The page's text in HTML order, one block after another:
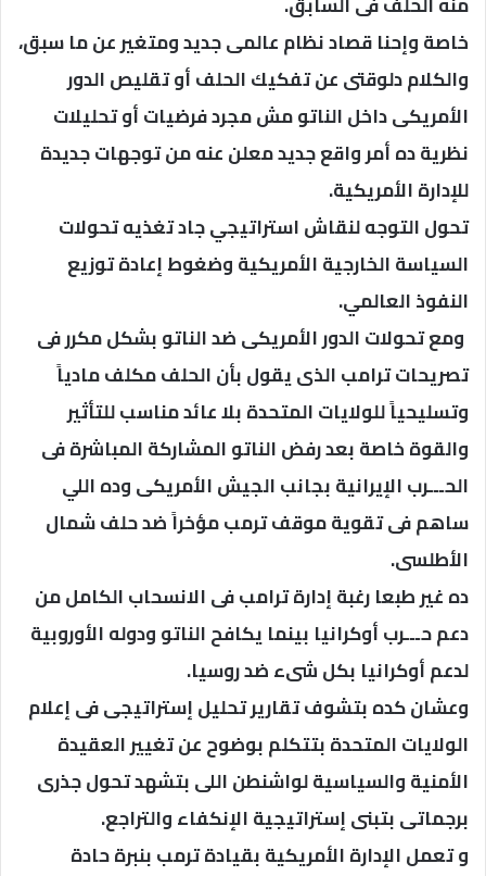
خاصة وإحنا قصاد نظام عالمى جديد ومتغير عن ما سبق،
والكلام دلوقتى عن تفكيك الحلف أو تقليص الدور
الأمريكى داخل الناتو مش مجرد فرضيات أو تحليلات
نظرية ده أمر واقع جديد معلن عنه من توجهات جديدة
للإدارة الأمريكية.
تحول التوجه لنقاش استراتيجي جاد تغذيه تحولات
السياسة الخارجية الأمريكية وضغوط إعادة توزيع
النفوذ العالمي.
​ ومع تحولات الدور الأمريكى ضد الناتو بشكل مكرر فى
تصريحات ترامب الذى يقول بأن الحلف مكلف مادياً
وتسليحياً للولايات المتحدة بلا عائد مناسب للتأثير
والقوة خاصة بعد رفض الناتو المشاركة المباشرة فى
الحـــرب الإيرانية بجانب الجيش الأمريكى وده اللي
ساهم فى تقوية موقف ترمب مؤخراً ضد حلف شمال
الأطلسى.
ده غير طبعا رغبة إدارة ترامب فى الانسحاب الكامل من
دعم حـــرب أوكرانيا بينما يكافح الناتو ودوله الأوروبية
لدعم أوكرانيا بكل شىء ضد روسيا.
وعشان كده بتشوف تقارير تحليل إستراتيجى فى إعلام
الولايات المتحدة بتتكلم بوضوح عن تغيير العقيدة
الأمنية والسياسية لواشنطن اللى بتشهد تحول جذرى
برجماتى بتبنى إستراتيجية الإنكفاء والتراجع.
و تعمل الإدارة الأمريكية بقيادة ترمب بنبرة حادة